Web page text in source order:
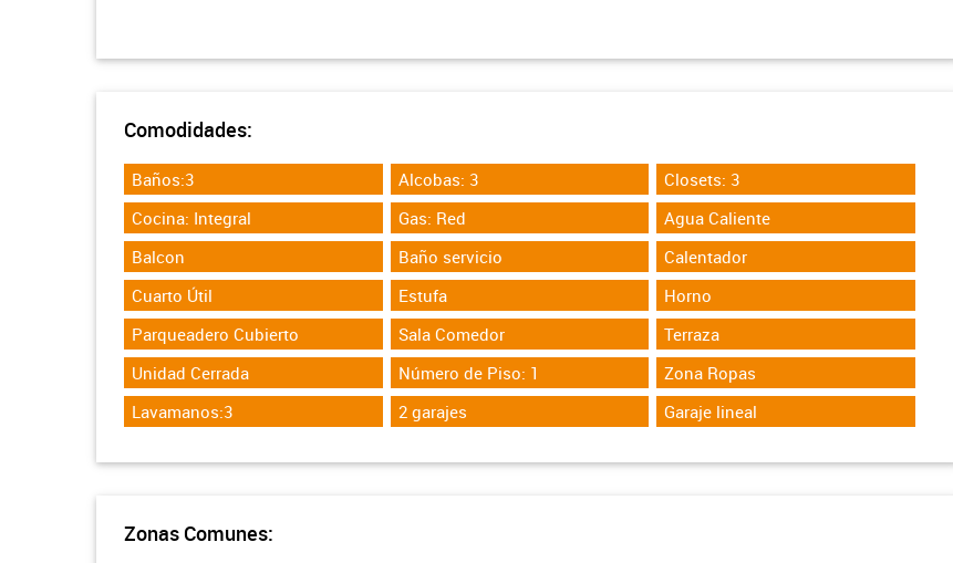
Comodidades:
Baños:3 Alcobas: 3
Closets: 3
Cocina: Integral
Gas: Red
Agua Caliente
Balcon
Baño servicio
Calentador
Cuarto Útil
Estufa
Horno
Parqueadero Cubierto
Sala Comedor
Terraza
Unidad Cerrada
Número de Piso: 1
Zona Ropas
Lavamanos:3
2 garajes Garaje lineal
Zonas Comunes: